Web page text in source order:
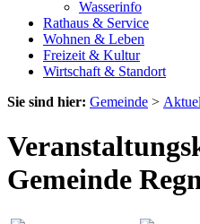
Wasserinfo
Rathaus & Service
Wohnen & Leben
Freizeit & Kultur
Wirtschaft & Standort
Sie sind hier: Gemeinde >
Gemeinde